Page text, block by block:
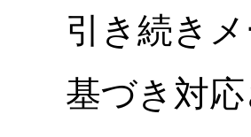
引き続き
基づき対